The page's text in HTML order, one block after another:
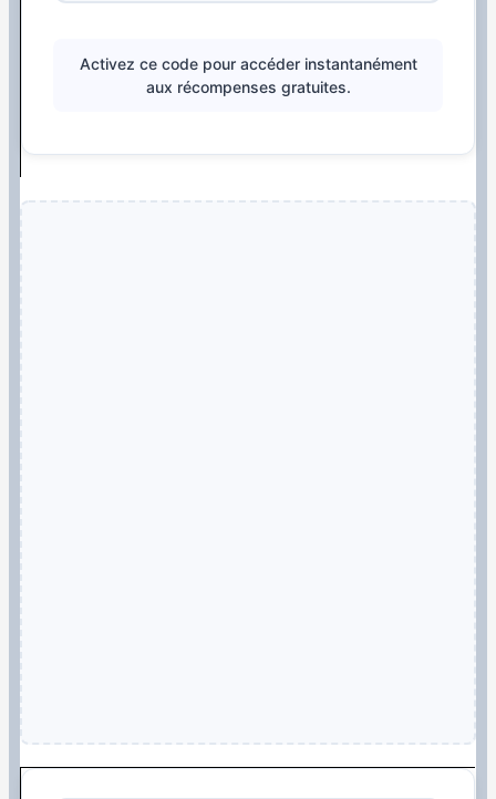
Activez ce code pour accéder instantanément
aux récompenses gratuites.